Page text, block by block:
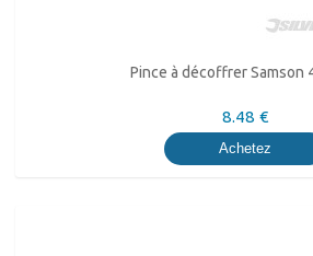
Pince à décoffrer Samson
8.48 €
Achetez